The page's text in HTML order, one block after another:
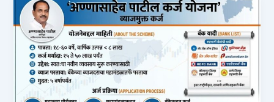
लाखाचे
इन्स्टंट
लोन
कसे
घ्यावे?
पात्रता
आणि